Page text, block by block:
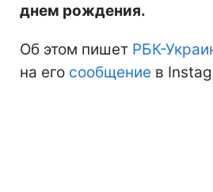
днем рождения.
Об этом пишет РБК-
на его сообщение в